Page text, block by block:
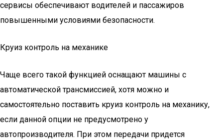
сервисы обеспечивают водителей и пассажиров
повышенными условиями безопасности.
Круиз контроль на механике
Чаще всего такой функцией оснащают машины с
автоматической трансмиссией, хотя можно и
самостоятельно поставить круиз контроль на механику,
если данной опции не предусмотрено у
автопроизводителя. При этом передачи придется